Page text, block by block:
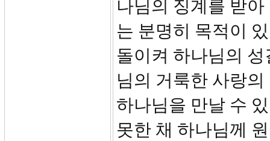
나님의 징계를 받
는 분명히 목적이
돌이켜 하나님의
님의 거룩한 사랑
하나님을 만날 수
못한 채 하나님께